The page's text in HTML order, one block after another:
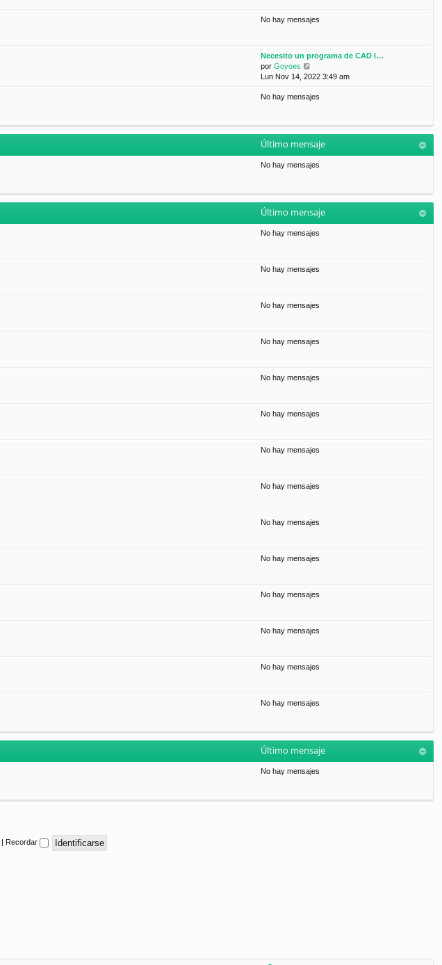
No hay mensajes
Necesito un programa de CAD l…
por Goyoes
e
ú
i
o
e
a
j
Lun Nov 14, 2022 3:49 am
No hay mensajes
Último mensaje
No hay mensajes
Último mensaje
No hay mensajes
No hay mensajes
No hay mensajes
No hay mensajes
No hay mensajes
No hay mensajes
No hay mensajes
No hay mensajes
No hay mensajes
No hay mensajes
No hay mensajes
No hay mensajes
No hay mensajes
No hay mensajes
Último mensaje
No hay mensajes
Recordar